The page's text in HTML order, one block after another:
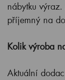
nábytku
příjemný na
Kolik výroba
Aktuální